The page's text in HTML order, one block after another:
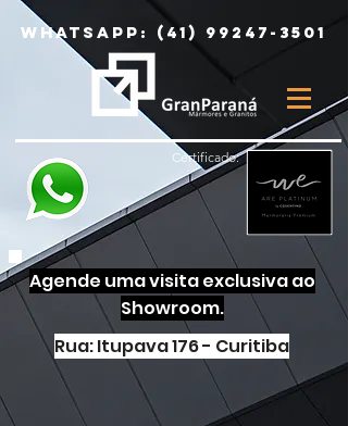
Whatsapp: (41) 99247-3501
Certificado:
Agende uma visita exclusiva ao
Showroom.
Rua: Itupava 176 - Curitiba